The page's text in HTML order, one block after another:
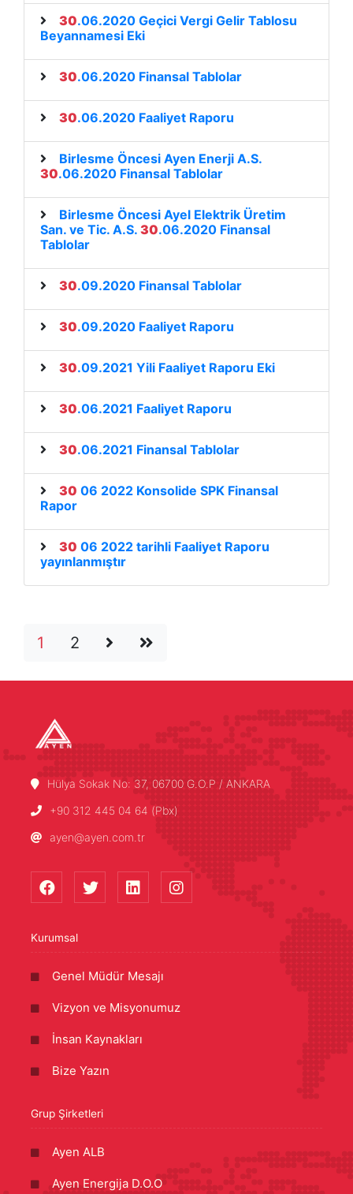
30.06.2020 Geçici Vergi Gelir Tablosu
Beyannamesi Eki
30.06.2020 Finansal Tablolar
30.06.2020 Faaliyet Raporu
Birlesme Öncesi Ayen Enerji A.S.
30.06.2020 Finansal Tablolar
Birlesme Öncesi Ayel Elektrik Üretim
San. ve Tic. A.S. 30.06.2020 Finansal
Tablolar
30.09.2020 Finansal Tablolar
30.09.2020 Faaliyet Raporu
30.09.2021 Yili Faaliyet Raporu Eki
30.06.2021 Faaliyet Raporu
30.06.2021 Finansal Tablolar
30 06 2022 Konsolide SPK Finansal
Rapor
30 06 2022 tarihli Faaliyet Raporu
yayınlanmıştır
1 2
Hülya Sokak No: 37, 06700 G.O.P / ANKARA
+90 312 445 04 64 (Pbx)
ayen@ayen.com.tr
Kurumsal
Genel Müdür Mesajı
Vizyon ve Misyonumuz
İnsan Kaynakları
Bize Yazın
Grup Şirketleri
Ayen ALB
Ayen Energija D.O.O